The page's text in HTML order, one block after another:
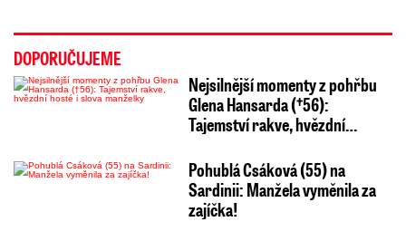
DOPORUČUJEME
Nejsilnější momenty z pohřbu
Glena Hansarda (†56):
Tajemství rakve, hvězdní…
Pohublá Csáková (55) na
Sardinii: Manžela vyměnila za
zajíčka!